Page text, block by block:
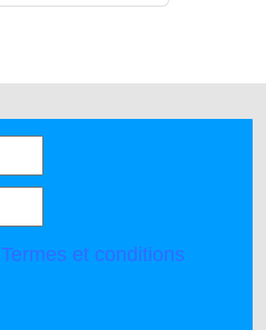
Termes et conditions